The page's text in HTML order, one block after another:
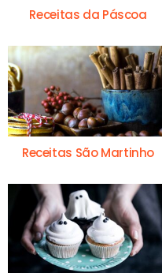
Receitas da Páscoa
Receitas São Martinho